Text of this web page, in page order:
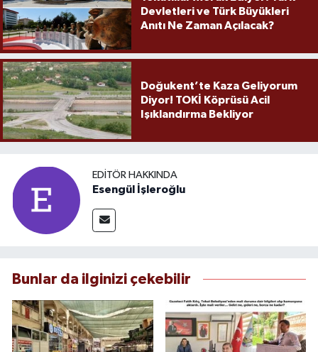
Devletleri ve Türk Büyükleri
Anıtı Ne Zaman Açılacak?
Doğukent’te Kaza Geliyorum
Diyor! TOKİ Köprüsü Acil
Işıklandırma Bekliyor
EDITÖR HAKKINDA
Esengül İşleroğlu
Bunlar da ilginizi çekebilir